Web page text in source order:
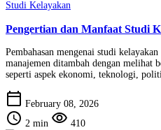
Studi Kelayakan
Pengertian dan Manfaat Studi
Pembahasan mengenai studi
manajemen ditambah dengan melihat
seperti aspek ekonomi, teknologi,
calendar_today February 08, 2026
schedule 2 min visibility 410